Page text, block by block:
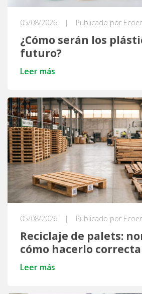
05/08/2026 | Publicado por
¿Cómo serán los
futuro?
Leer más
05/08/2026 | Publicado por
Reciclaje de palets:
cómo hacerlo
Leer más